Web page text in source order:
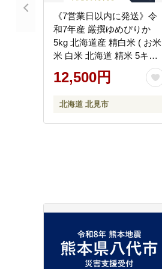
《7営業日以内に発送》令
和7年産 厳撰ゆめぴりか
5kg 北海道産 精白米 ( お米
米 白米 北海道 精米 5キロ
ごはん ライス 特A ふるさ
と納税 )【080-0097】
12,500円
北海道 北見市